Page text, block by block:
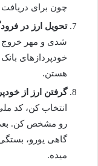
چون برای دریافت
تحویل ارز در
شدی و مهر خروج
خودپردازهای
هستن.
گرفتن ارز از
انتخاب کن، کد
رو مشخص کن. بعد
گاهی یورو،
میده.